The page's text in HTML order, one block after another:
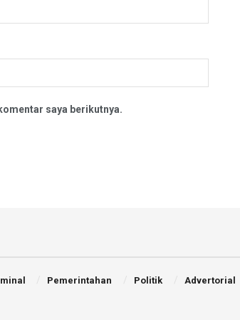
saya berikutnya.
Pemerintahan Politik
Advertorial